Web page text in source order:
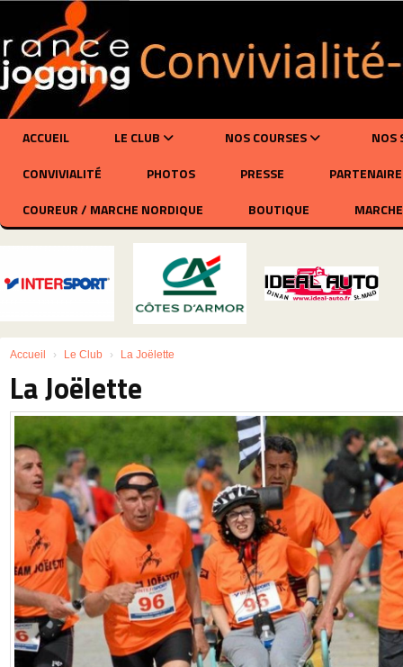
ACCUEIL LE CLUB NOS COURSES
NOS
CONVIVIALITÉ
PHOTOS PRESSE
COUREUR / MARCHE NORDIQUE
BOUTIQUE
Accueil Le Club La Joëlette
La Joëlette
Panneau de gestion des cookies